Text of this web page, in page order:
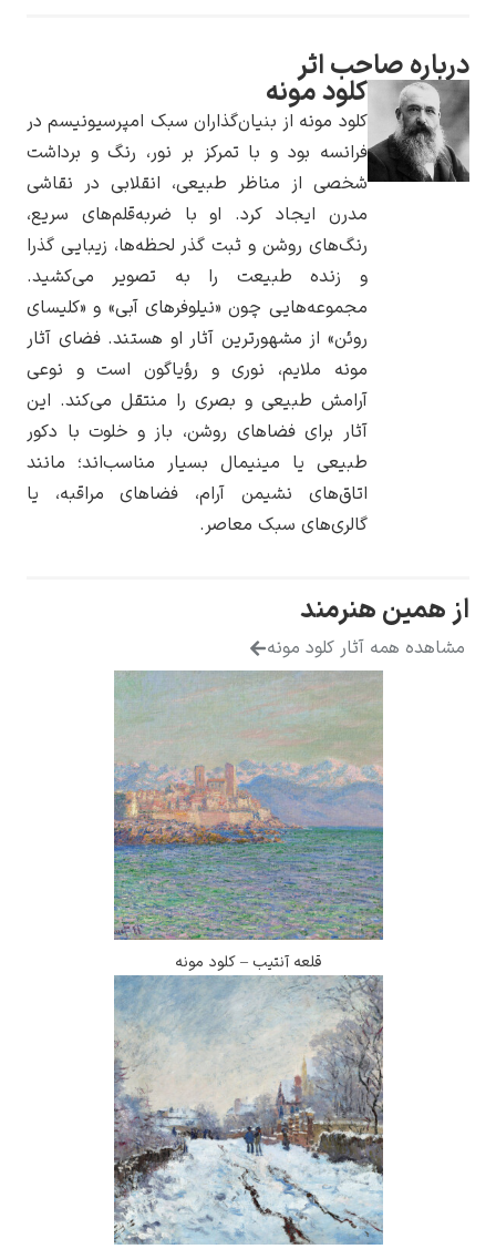
پیر آگوست رنوآر
پل سزان
یوهانس فرمیر
پرفروش‌ترین
تابلوها
درباره صاحب اثر
کلود مونه
کلود مونه از بنیان‌گذاران سبک امپرسیونیسم در
فرانسه بود و با تمرکز بر نور، رنگ و برداشت
شخصی از مناظر طبیعی، انقلابی در نقاشی
مدرن ایجاد کرد. او با ضربه‌قلم‌های سریع،
رنگ‌های روشن و ثبت گذر لحظه‌ها، زیبایی گذرا
و زنده طبیعت را به تصویر می‌کشید.
مجموعه‌هایی چون «نیلوفرهای آبی» و «کلیسای
روئن» از مشهورترین آثار او هستند. فضای آثار
مونه ملایم، نوری و رؤیاگون است و نوعی
آرامش طبیعی و بصری را منتقل می‌کند. این
آثار برای فضاهای روشن، باز و خلوت با دکور
طبیعی یا مینیمال بسیار مناسب‌اند؛ مانند
اتاق‌های نشیمن آرام، فضاهای مراقبه، یا
گالری‌های سبک معاصر.
از همین هنرمند
مشاهده همه آثار کلود مونه
قلعه آنتیب – کلود مونه